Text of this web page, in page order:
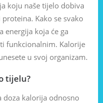
koju naše tijelo dobiva
Kako se svako
energija koja će ga
funkcionalnim. Kalorije
u svoj organizam.
tijelu?
doza kalorija odnosno